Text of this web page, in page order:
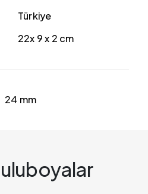
Türkiye
22x 9 x 2 cm
24 mm